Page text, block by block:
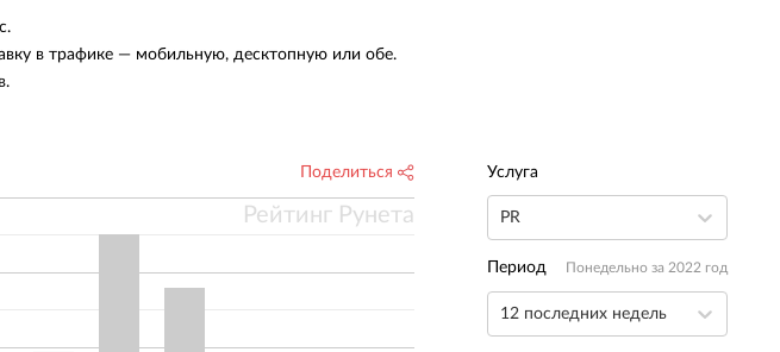
в трафике — мобильную, десктопную или обе.
Поделиться
Рейтинг Рунета
Услуга
PR
Период Понедельно за 2022 год
12 последних недель